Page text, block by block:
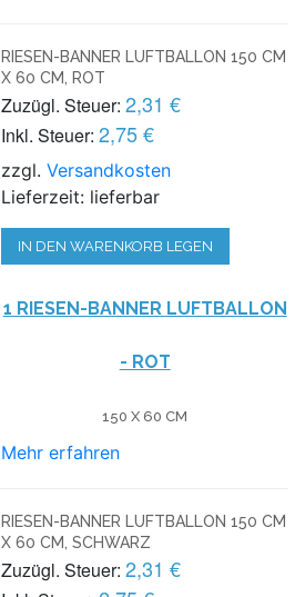
RIESEN-BANNER LUFTBALLON 150 CM
X 60 CM, ROT
Zuzügl. Steuer: 2,31 €
Inkl. Steuer: 2,75 €
zzgl.Versandkosten
Lieferzeit: lieferbar
IN DEN WARENKORB LEGEN
1 RIESEN-BANNER LUFTBALLON
- ROT
150 X 60 CM
Mehr erfahren
RIESEN-BANNER LUFTBALLON 150 CM
X 60 CM, SCHWARZ
Zuzügl. Steuer: 2,31 €